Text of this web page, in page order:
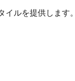
ルを提供します。